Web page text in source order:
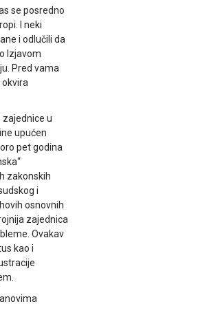
se posredno
I neki
i odlučili da
Izjavom
Pred vama
zajednice u
upućen
pet godina
zakonskih
i
osnovnih
zajednica
Ovakav
kao i